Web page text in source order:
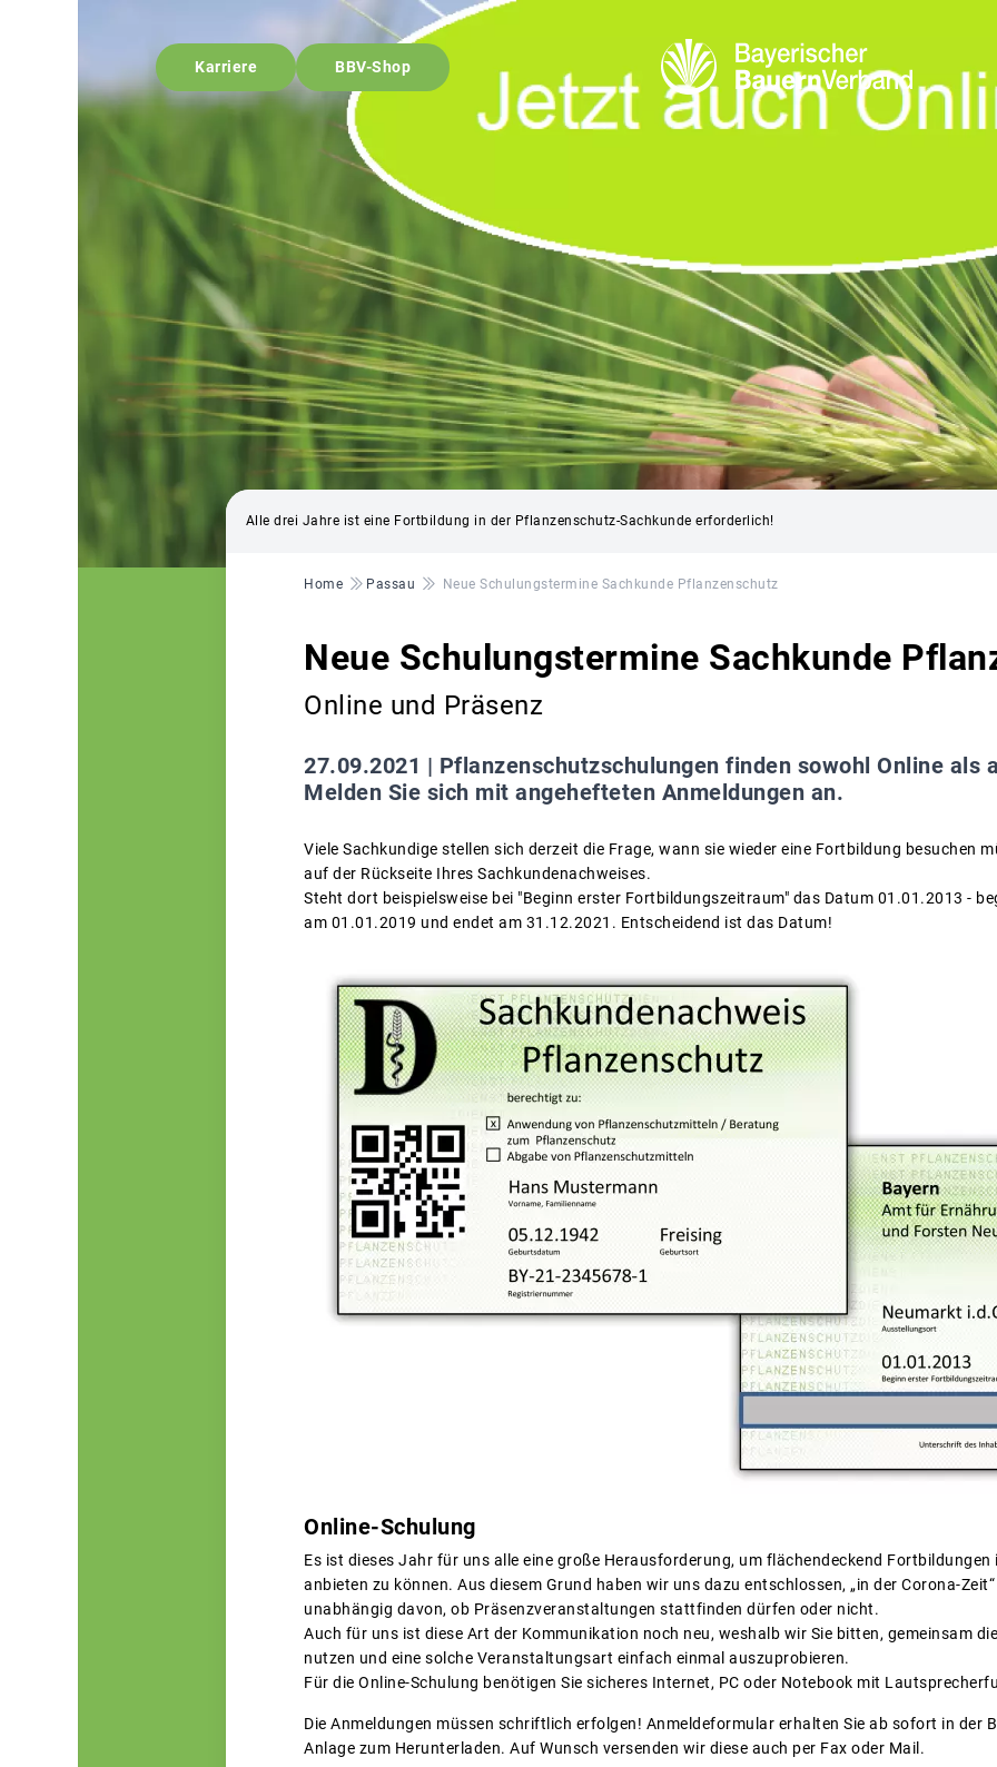
Karriere BBV-Shop
Alle drei Jahre ist eine Fortbildung in der Pflanzenschutz-Sachkunde erforderlich!
Pfadnavigation
Home Passau Neue Schulungstermine Sachkunde Pflanzenschutz
Neue Schulungstermine Sachkunde
Online und Präsenz
27.09.2021 | Pflanzenschutzschulungen finden sowohl Online als
Melden Sie sich mit angehefteten Anmeldungen an.
Viele Sachkundige stellen sich derzeit die Frage, wann sie wieder eine Fortbildung besuchen
auf der Rückseite Ihres Sachkundenachweises.
Steht dort beispielsweise bei "Beginn erster Fortbildungszeitraum" das Datum 01.01.2013 -
am 01.01.2019 und endet am 31.12.2021. Entscheidend ist das Datum!
Online-Schulung
Es ist dieses Jahr für uns alle eine große Herausforderung, um flächendeckend Fortbildungen
anbieten zu können. Aus diesem Grund haben wir uns dazu entschlossen, „in der Corona-
unabhängig davon, ob Präsenzveranstaltungen stattfinden dürfen oder nicht.
Auch für uns ist diese Art der Kommunikation noch neu, weshalb wir Sie bitten, gemeinsam
nutzen und eine solche Veranstaltungsart einfach einmal auszuprobieren.
Für die Online-Schulung benötigen Sie sicheres Internet, PC oder Notebook mit
Die Anmeldungen müssen schriftlich erfolgen! Anmeldeformular erhalten Sie ab sofort in der
Anlage zum Herunterladen. Auf Wunsch versenden wir diese auch per Fax oder Mail.